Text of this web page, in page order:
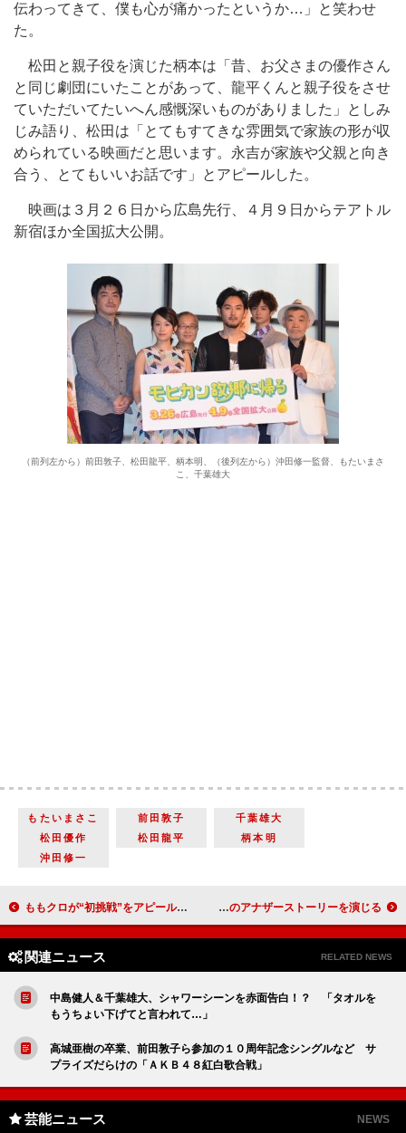
伝わってきて、僕も心が痛かったというか…」と笑わせ
た。
松田と親子役を演じた柄本は「昔、お父さまの優作さん
と同じ劇団にいたことがあって、龍平くんと親子役をさせ
ていただいてたいへん感慨深いものがありました」としみ
じみ語り、松田は「とてもすてきな雰囲気で家族の形が収
められている映画だと思います。永吉が家族や父親と向き
合う、とてもいいお話です」とアピールした。
映画は３月２６日から広島先行、４月９日からテアトル
新宿ほか全国拡大公開。
（前列左から）前田敦子、松田龍平、柄本明、（後列左から）沖田修一監督、もたいまさ
こ、千葉雄大
もたいまさこ 前田敦子
千葉雄大
松田優作
松田龍平
柄本明
沖田修一
ももクロが“初挑戦”をアピール 新アルバムには「ネガティブな一面も」 有村架純、手嶌葵新曲のＭＶに出演 主演ドラマのアナザーストーリーを演じる
関連ニュース RELATED NEWS
中島健人＆千葉雄大、シャワーシーンを赤面告白！？ 「タオルを
もうちょい下げてと言われて…」
高城亜樹の卒業、前田敦子ら参加の１０周年記念シングルなど サ
プライズだらけの「ＡＫＢ４８紅白歌合戦」
芸能ニュース NEWS